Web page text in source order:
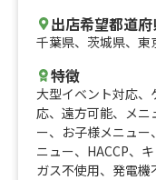
出店希望都道
千葉県、 茨城県、 東
特徴
大型イベント対応、
応、 遠方可能、 メ
ー、 お子様メニュー、
ニュー、 HACCP、
ガス不使用、 発電機